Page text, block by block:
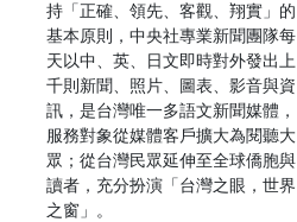
持「正確、領先、客觀、翔實」的
基本原則，中央社專業新聞團隊每
天以中、英、日文即時對外發出上
千則新聞、照片、圖表、影音與資
訊，是台灣唯一多語文新聞媒體，
服務對象從媒體客戶擴大為閱聽大
眾；從台灣民眾延伸至全球僑胞與
讀者，充分扮演「台灣之眼，世界
之窗」。